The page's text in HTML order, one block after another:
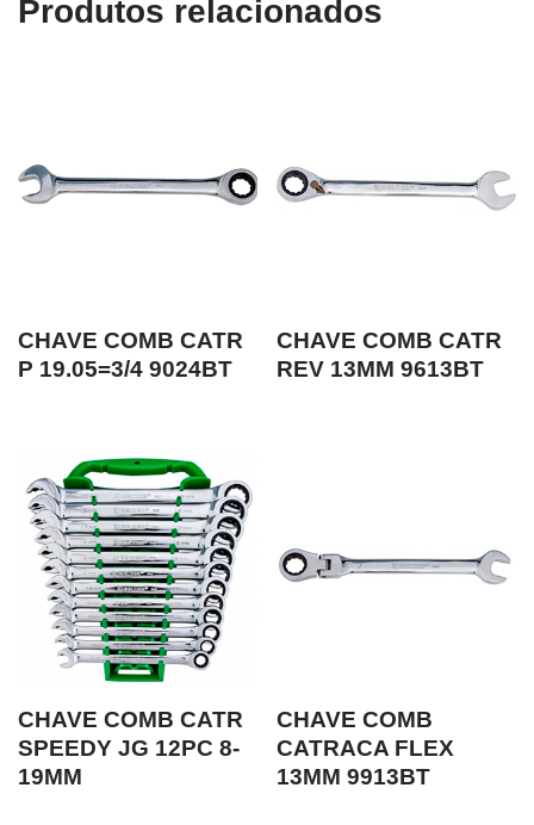
Produtos relacionados
CHAVE COMB CATR
P 19.05=3/4 9024BT
CHAVE COMB CATR
REV 13MM 9613BT
CHAVE COMB CATR
SPEEDY JG 12PC 8-
19MM
CHAVE COMB
CATRACA FLEX
13MM 9913BT